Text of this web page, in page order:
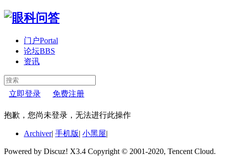
门户Portal
论坛BBS
资讯
立即登录 免费注册
抱歉，您尚未登录，无法进行此操作
Archiver| 手机版| 小黑屋|
Powered by Discuz! X3.4 Copyright © 2001-2020, Tencent Cloud.